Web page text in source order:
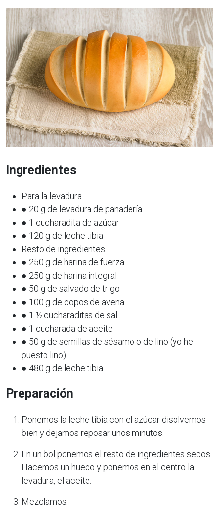
Ingredientes
Para la levadura
● 20 g de levadura de panadería
● 1 cucharadita de azúcar
● 120 g de leche tibia
Resto de ingredientes
● 250 g de harina de fuerza
● 250 g de harina integral
● 50 g de salvado de trigo
● 100 g de copos de avena
● 1 ½ cucharaditas de sal
● 1 cucharada de aceite
● 50 g de semillas de sésamo o de lino (yo he
puesto lino)
● 480 g de leche tibia
Preparación
Ponemos la leche tibia con el azúcar disolvemos
bien y dejamos reposar unos minutos.
En un bol ponemos el resto de ingredientes secos.
Hacemos un hueco y ponemos en el centro la
levadura, el aceite.
Mezclamos.